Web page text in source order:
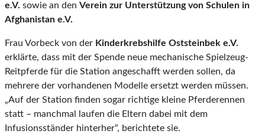
e.V. sowie an den Verein zur Unterstützung von Schulen in
Afghanistan e.V.
Frau Vorbeck von der Kinderkrebshilfe Oststeinbek e.V.
erklärte, dass mit der Spende neue mechanische Spielzeug-
Reitpferde für die Station angeschafft werden sollen, da
mehrere der vorhandenen Modelle ersetzt werden müssen.
„Auf der Station finden sogar richtige kleine Pferderennen
statt – manchmal laufen die Eltern dabei mit dem
Infusionsständer hinterher“, berichtete sie.